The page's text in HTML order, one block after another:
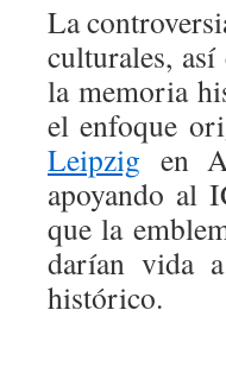
La
culturales,
la memoria
el enfoque
Leipzig en
apoyando al
que la
darían vida
histórico.